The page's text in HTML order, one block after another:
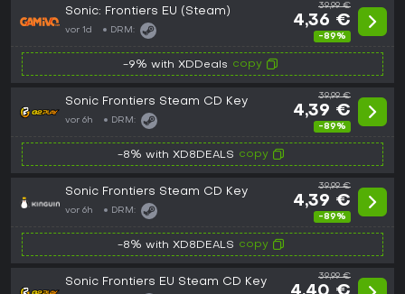
Sonic: Frontiers EU (Steam)
vor 1d DRM:
39,99 €
4,36 €
-89%
-9% with XDDeals copy
Sonic Frontiers Steam CD Key
vor 6h DRM:
39,99 €
4,39 €
-89%
-8% with XD8DEALS copy
Sonic Frontiers Steam CD Key
vor 6h DRM:
39,99 €
4,39 €
-89%
-8% with XD8DEALS copy
Sonic Frontiers EU Steam CD Key 39,99 €